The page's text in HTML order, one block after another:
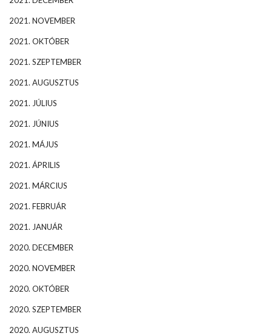
2021. NOVEMBER
2021. OKTÓBER
2021. SZEPTEMBER
2021. AUGUSZTUS
2021. JÚLIUS
2021. JÚNIUS
2021. MÁJUS
2021. ÁPRILIS
2021. MÁRCIUS
2021. FEBRUÁR
2021. JANUÁR
2020. DECEMBER
2020. NOVEMBER
2020. OKTÓBER
2020. SZEPTEMBER
2020. AUGUSZTUS